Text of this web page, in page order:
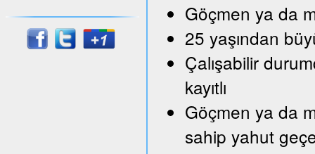
Göçmen ya da
25 yaşından
Çalışabilir
kayıtlı
Göçmen ya da
sahip yahut